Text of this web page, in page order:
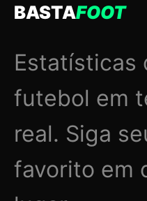
BASTAFOOT
Estatísticas
futebol em
real. Siga
favorito em